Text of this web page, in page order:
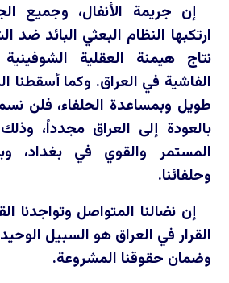
إن جريمة الأنفال، وجميع
ارتكبها النظام البعثي البائد
نتاج هيمنة العقلية
الفاشية في العراق. وكما أسقطنا
طويل وبمساعدة الحلفاء، فلن
بالعودة إلى العراق مجدداً،
المستمر والقوي في بغداد،
وحلفائنا.
إن نضالنا المتواصل وتواجدنا
القرار في العراق هو السبيل
وضمان حقوقنا المشروعة.